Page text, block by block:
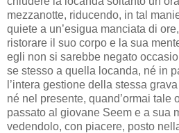
mezzanotte, riducendo, in tal
quiete a un’esigua manciata di
ristorare il suo corpo e la sua
egli non si sarebbe negato
se stesso a quella locanda, né in
l’intera gestione della stessa
né nel presente, quand’ormai tale
passato al giovane Seem e a sua
vedendolo, con piacere, posto